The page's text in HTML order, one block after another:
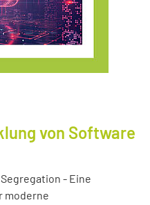
von Software
- Eine
moderne